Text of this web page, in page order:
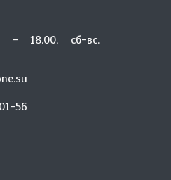
- 18.00, сб-вс.
56